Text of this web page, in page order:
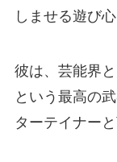
しませる遊び
彼は、芸能界
という最高の
ターテイナー